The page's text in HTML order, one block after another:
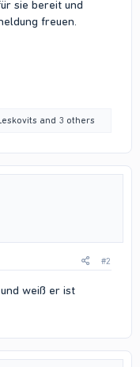
sie bereit und
freuen.
and 3 others
#2
weiß er ist